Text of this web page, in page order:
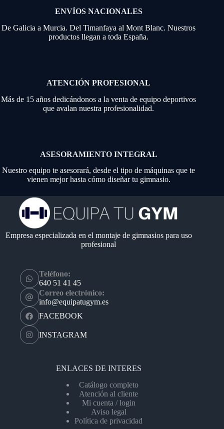
ENVÍOS NACIONALES
De Galicia a Murcia. Del Timanfaya al Mont Blanc. Nuestros
productos llegan a toda España.
ATENCIÓN PROFESIONAL
Más de 15 años dedicándonos a la venta de equipo deportivos
que avalan nuestra profesionalidad.
ASESORAMIENTO INTEGRAL
Nuestro equipo te asesorará, desde el tipo de máquinas que te
vienen mejor hasta cómo diseñar tu gimnasio.
Empresa especializada en el montaje de gimnasios para uso
profesional
Teléfono:
640 51 41 45
Correo electrónico:
info@equipatugym.es
FACEBOOK
INSTAGRAM
ENLACES DE INTERES
Catálogo completo
Atención al cliente
Mi cuenta / login
Aviso legal
Política de privacidad